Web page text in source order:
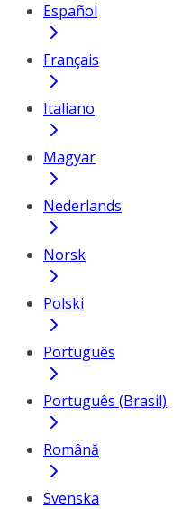
Español
Français
Italiano
Magyar
Nederlands
Norsk
Polski
Português
Português (Brasil)
Română
Svenska